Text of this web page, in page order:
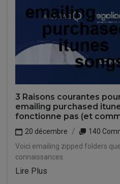
3 Raisons courantes
emailing purchased
fonctionne pas (et
20 décembre
140
Voici emailing zipped folders
connaissances.
Lire Plus